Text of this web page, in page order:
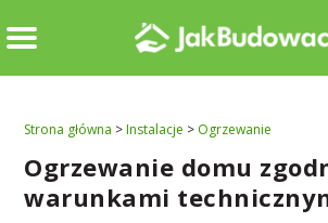
Strona główna >Instalacje > Ogrzewanie
Ogrzewanie domu
warunkami